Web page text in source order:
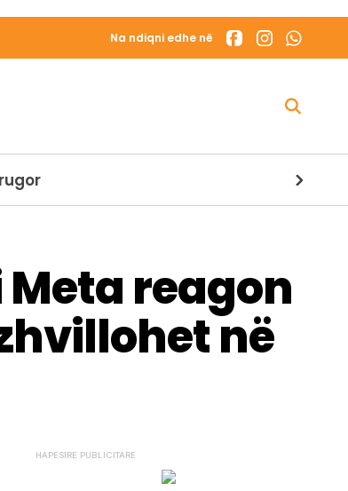
Na ndiqni edhe në
reagon
në